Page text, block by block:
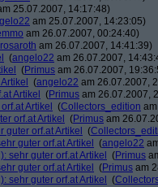
25.07.2007, 14:17:48)
am 25.07.2007, 14:23:05)
am 26.07.2007, 00:24:40)
rosaroth am 26.07.2007, 14:41:39)
(angelo22 am 26.07.2007,
(Primus am 26.07.2007,
(angelo22 am 26.07.2007,
Artikel
(Primus am 26.07.2007,
Artikel
(Collectors_edition
orf.at Artikel
(Primus am
guter orf.at Artikel
(
guter orf.at Artikel
(angelo22
sehr guter orf.at Artikel
(Primus
guter orf.at Artikel
(Primus am
sehr guter orf.at Artikel
(